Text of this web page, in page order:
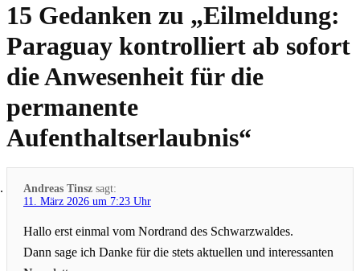
15 Gedanken zu „Eilmeldung:
Paraguay kontrolliert ab sofort
die Anwesenheit für die
permanente
Aufenthaltserlaubnis“
Andreas Tinsz sagt:
11. März 2026 um 7:23 Uhr
Hallo erst einmal vom Nordrand des Schwarzwaldes.
Dann sage ich Danke für die stets aktuellen und interessanten